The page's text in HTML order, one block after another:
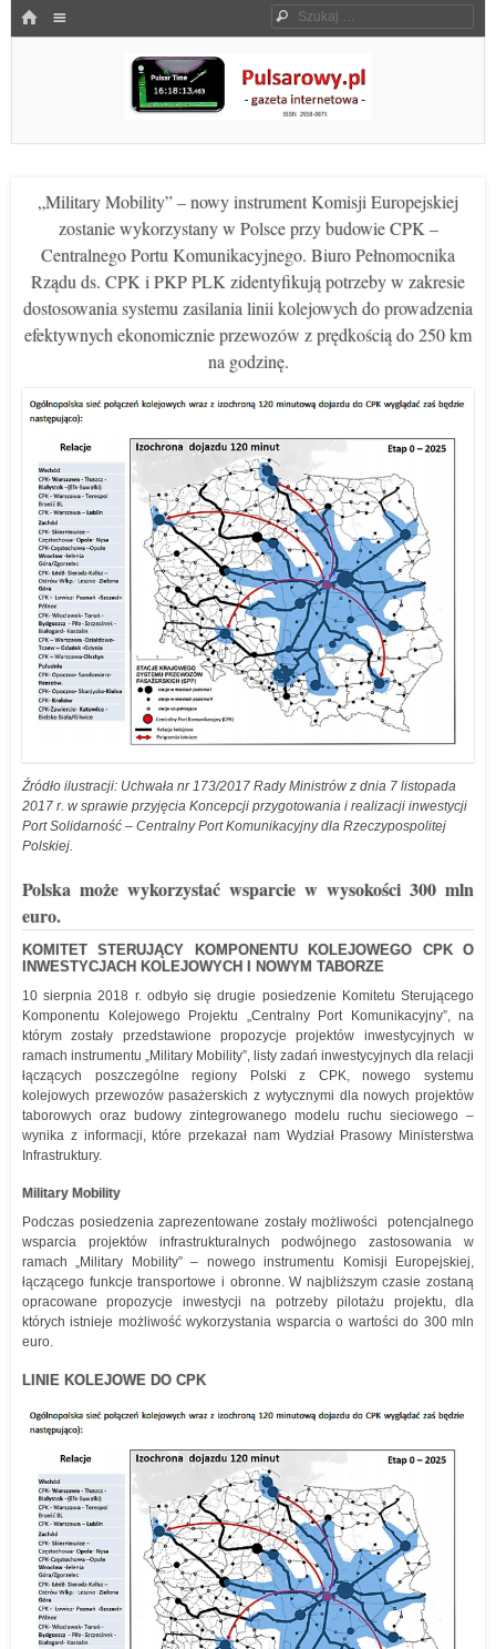
HOME Szukaj
Pulsarowy.pl
„Military Mobility” – nowy instrument Komisji Europejskiej
zostanie wykorzystany w Polsce przy budowie CPK –
Centralnego Portu Komunikacyjnego. Biuro Pełnomocnika
Rządu ds. CPK i PKP PLK zidentyfikują potrzeby w zakresie
dostosowania systemu zasilania linii kolejowych do prowadzenia
efektywnych ekonomicznie przewozów z prędkością do 250 km
na godzinę.
Źródło ilustracji: Uchwała nr 173/2017 Rady Ministrów z dnia 7 listopada
2017 r. w sprawie przyjęcia Koncepcji przygotowania i realizacji inwestycji
Port Solidarność – Centralny Port Komunikacyjny dla Rzeczypospolitej
Polskiej.
Polska może wykorzystać wsparcie w wysokości 300 mln
euro.
KOMITET STERUJĄCY KOMPONENTU KOLEJOWEGO CPK O
INWESTYCJACH KOLEJOWYCH I NOWYM TABORZE
10 sierpnia 2018 r. odbyło się drugie posiedzenie Komitetu Sterującego
Komponentu Kolejowego Projektu „Centralny Port Komunikacyjny”, na
którym zostały przedstawione propozycje projektów inwestycyjnych w
ramach instrumentu „Military Mobility”, listy zadań inwestycyjnych dla relacji
łączących poszczególne regiony Polski z CPK, nowego systemu
kolejowych przewozów pasażerskich z wytycznymi dla nowych projektów
taborowych oraz budowy zintegrowanego modelu ruchu sieciowego –
wynika z informacji, które przekazał nam Wydział Prasowy Ministerstwa
Infrastruktury.
Military Mobility
Podczas posiedzenia zaprezentowane zostały możliwości potencjalnego
wsparcia projektów infrastrukturalnych podwójnego zastosowania w
ramach „Military Mobility” – nowego instrumentu Komisji Europejskiej,
łączącego funkcje transportowe i obronne. W najbliższym czasie zostaną
opracowane propozycje inwestycji na potrzeby pilotażu projektu, dla
których istnieje możliwość wykorzystania wsparcia o wartości do 300 mln
euro.
LINIE KOLEJOWE DO CPK